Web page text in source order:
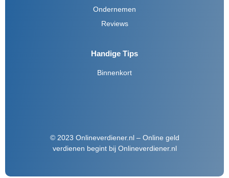
Ondernemen
Reviews
Handige Tips
Binnenkort
© 2023 Onlineverdiener.nl – Online geld
verdienen begint bij Onlineverdiener.nl